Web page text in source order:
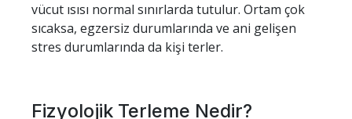
vücut ısısı normal sınırlarda tutulur. Ortam çok
sıcaksa, egzersiz durumlarında ve ani gelişen
stres durumlarında da kişi terler.
Fizyolojik Terleme Nedir?